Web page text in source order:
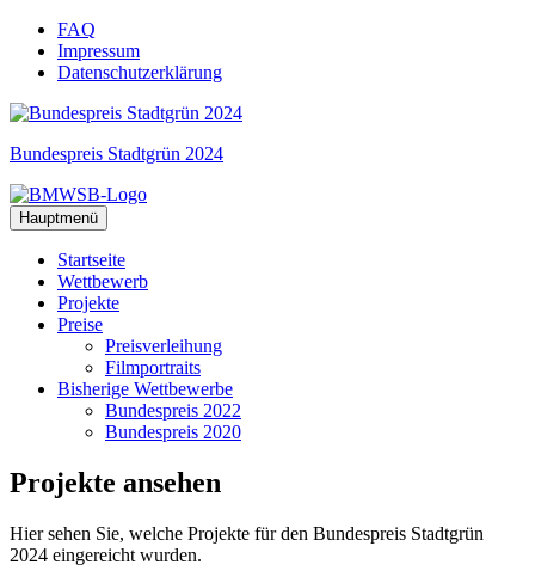
Zum
Inhalt
springen
FAQ
Impressum
Datenschutzerklärung
Bundespreis Stadtgrün 2024
Hauptmenü
Startseite
Wettbewerb
Projekte
Preise
Preisverleihung
Filmportraits
Bisherige Wettbewerbe
Bundespreis 2022
Bundespreis 2020
Projekte ansehen
Hier sehen Sie, welche Projekte für den Bundespreis Stadtgrün
2024 eingereicht wurden.